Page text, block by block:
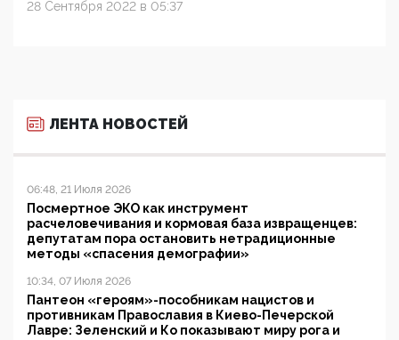
28 Сентября 2022 в 05:37
ЛЕНТА НОВОСТЕЙ
06:48, 21 Июля 2026
Посмертное ЭКО как инструмент
расчеловечивания и кормовая база извращенцев:
депутатам пора остановить нетрадиционные
методы «спасения демографии»
10:34, 07 Июля 2026
Пантеон «героям»-пособникам нацистов и
противникам Православия в Киево-Печерской
Лавре: Зеленский и Ко показывают миру рога и